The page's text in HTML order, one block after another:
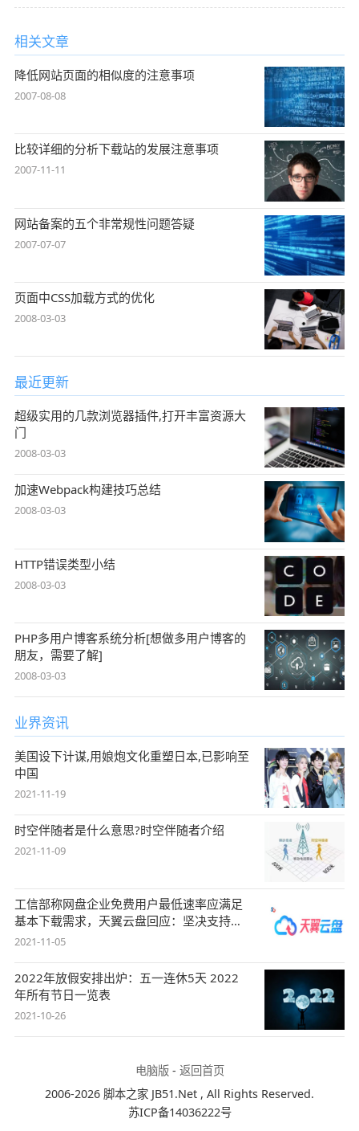
相关文章
降低网站页面的相似度的注意事项
2007-08-08
比较详细的分析下载站的发展注意事项
2007-11-11
网站备案的五个非常规性问题答疑
2007-07-07
页面中CSS加载方式的优化
2008-03-03
最近更新
超级实用的几款浏览器插件,打开丰富资源大
门
2008-03-03
加速Webpack构建技巧总结
2008-03-03
HTTP错误类型小结
2008-03-03
PHP多用户博客系统分析[想做多用户博客的
朋友，需要了解]
2008-03-03
业界资讯
美国设下计谋,用娘炮文化重塑日本,已影响至
中国
2021-11-19
时空伴随者是什么意思?时空伴随者介绍
2021-11-09
工信部称网盘企业免费用户最低速率应满足
基本下载需求，天翼云盘回应：坚决支持，
始终
2021-11-05
2022年放假安排出炉：五一连休5天 2022
年所有节日一览表
2021-10-26
电脑版- 返回首页
2006-2026 脚本之家 JB51.Net , All Rights Reserved.
苏ICP备14036222号